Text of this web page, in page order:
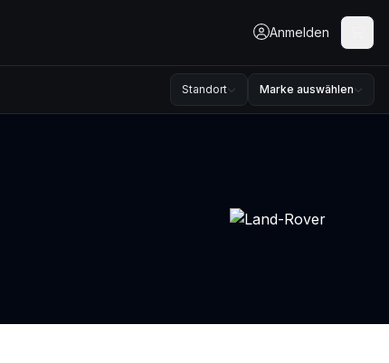
Anmelden
Standort Marke auswählen